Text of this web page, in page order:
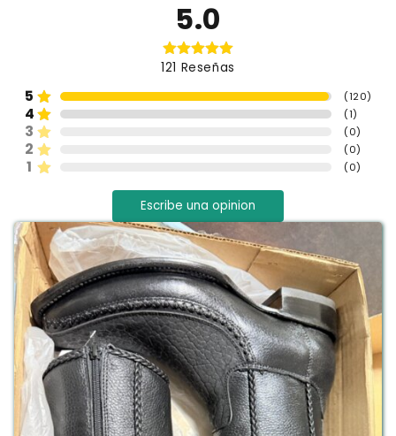
5.0
121 Reseñas
5 (120)
4 (1)
3 (0)
2 (0)
1 (0)
Escribe una opinion